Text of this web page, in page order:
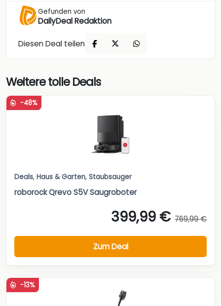
Gefunden von
DailyDeal Redaktion
Diesen Deal teilen
Weitere tolle Deals
-48%
Deals, Haus & Garten, Staubsauger
roborock Qrevo S5V Saugroboter
399,99 € 769,99 €
Zum Deal
-13%